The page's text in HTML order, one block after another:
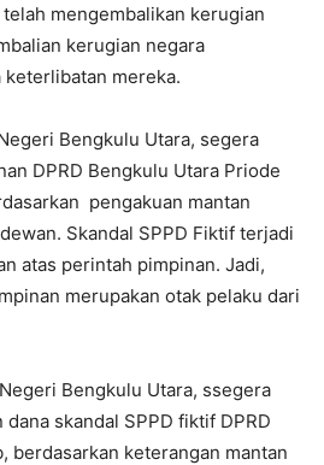
mengembalikan kerugian
kerugian negara
mereka.
Bengkulu Utara, segera
DPRD Bengkulu Utara Priode
pengakuan mantan
Skandal SPPD Fiktif terjadi
atas perintah pimpinan. Jadi,
merupakan otak pelaku dari
Bengkulu Utara, ssegera
skandal SPPD fiktif DPRD
berdasarkan keterangan mantan